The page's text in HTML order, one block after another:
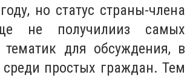
но статус страны-члена
не получилииз самых
тематик для обсуждения, в
простых граждан. Тем